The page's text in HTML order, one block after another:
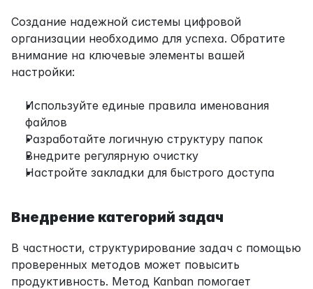
Создание надежной системы цифровой
организации необходимо для успеха. Обратите
внимание на ключевые элементы вашей
настройки:
Используйте единые правила именования
файлов
Разработайте логичную структуру папок
Внедрите регулярную очистку
Настройте закладки для быстрого доступа
Внедрение категорий задач
В частности, структурирование задач с помощью
проверенных методов может повысить
продуктивность. Метод Kanban помогает